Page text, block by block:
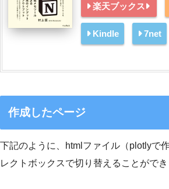
楽天ブックス
Kindle 7net
作成したページ
下記のように、htmlファイル（plotlyで
レクトボックスで切り替えることができ